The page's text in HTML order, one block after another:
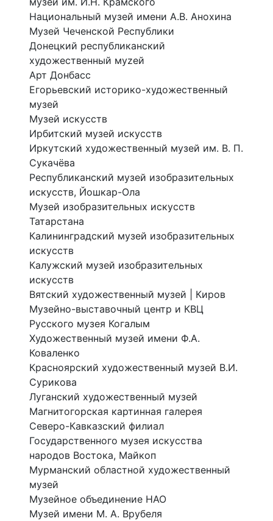
Национальный музей имени А.В. Анохина
Музей Чеченской Республики
Донецкий республиканский
художественный муzей
Арт Донбасс
Егорьевский историко-художественный
музей
Музей искусств
Ирбитский музей искусств
Иркутский художественный музей им. В. П.
Сукачёва
Республиканский музей изобразительных
искусств, Йошкар-Ола
Музей изобразительных искусств
Татарстана
Калининградский музей изобразительных
искусств
Калужский музей изобразительных
искусств
Вятский художественный музей | Киров
Музейно-выставочный центр и КВЦ
Русского музея Когалым
Художественный музей имени Ф.А.
Коваленко
Красноярский художественный музей В.И.
Сурикова
Луганский художественный музей
Магнитогорская картинная галерея
Северо-Кавказский филиал
Государственного музея искусства
народов Востока, Майкоп
Мурманский областной художественный
музей
Музейное объединение НАО
Музей имени М. А. Врубеля